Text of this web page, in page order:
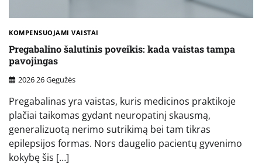
KOMPENSUOJAMI VAISTAI
Pregabalino šalutinis poveikis: kada vaistas tampa
pavojingas
2026 26 Gegužės
Pregabalinas yra vaistas, kuris medicinos praktikoje
plačiai taikomas gydant neuropatinį skausmą,
generalizuotą nerimo sutrikimą bei tam tikras
epilepsijos formas. Nors daugelio pacientų gyvenimo
kokybę šis […]